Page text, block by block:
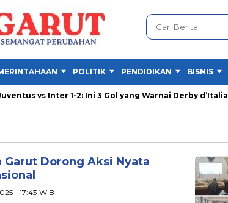
POLITIK PENDIDIKAN BISNIS
vs Inter 1-2: Ini 3 Gol yang Warnai Derby d’Italia
Garut Dorong Aksi Nyata
- 17:43 WIB